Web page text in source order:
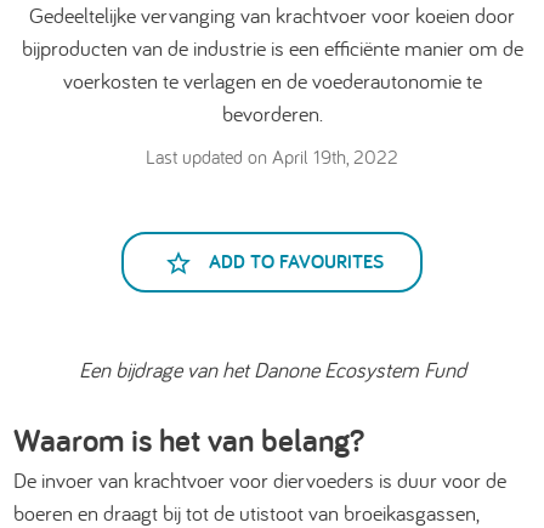
DEUTSCH العربية
Gedeeltelijke vervanging van krachtvoer voor koeien door
bijproducten van de industrie is een efficiënte manier om de
voerkosten te verlagen en de voederautonomie te
bevorderen.
Last updated on April 19th, 2022
ADD TO FAVOURITES
Een bijdrage van het Danone Ecosystem Fund
Waarom is het van belang?
De invoer van krachtvoer voor diervoeders is duur voor de
boeren en draagt bij tot de utistoot van broeikasgassen,